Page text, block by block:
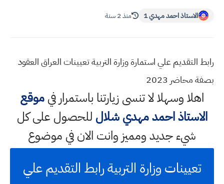
الاستاذ احمد مهدي 1 منذ 2 سنة
رابط التقديم علي استمارة وزارة التربية تعيينات العراق العقود
بصفة محاضر 2023
اهلا وسهلالا تنسى زيارتنا باستمرار فيموقع
الاستاذ احمد مهدي شلال للحصول على كل
شيء جديد ومميز وانت الان في موضوع
تعيينات وزارة التربية رابط التقديم علي